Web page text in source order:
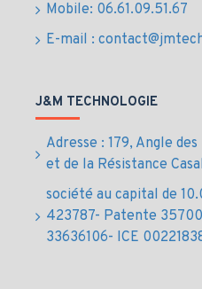
Mobile: 06.61.09.51.67
E-mail :
J&M TECHNOLOGIE
Adresse : 179, Angle
et de la Résistance
société au capital de
423787- Patente
33636106- ICE